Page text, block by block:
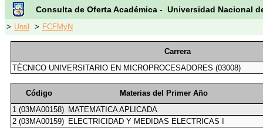
Consulta de Oferta Académica - Universidad Nacional
> Unsl > FCFMyN
Carrera
TÉCNICO UNIVERSITARIO EN MICROPROCESADORES (03008)
Código
Materias del Primer Año
1 (03MA00158) MATEMATICA APLICADA
2 (03MA00159) ELECTRICIDAD Y MEDIDAS ELECTRICAS I